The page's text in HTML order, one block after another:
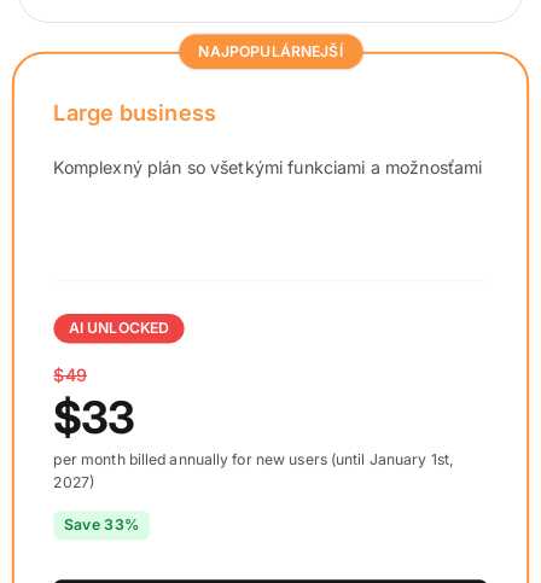
NAJPOPULÁRNEJŠÍ
Large business
Komplexný plán so všetkými funkciami a možnosťami
AI UNLOCKED
$49
$33
per month billed annually for new users (until January 1st,
2027)
Save 33%